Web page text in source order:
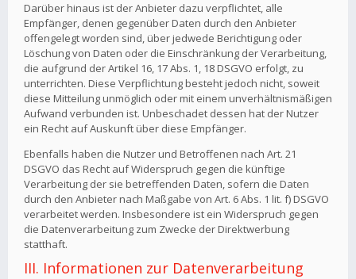
Darüber hinaus ist der Anbieter dazu verpflichtet, alle
Empfänger, denen gegenüber Daten durch den Anbieter
offengelegt worden sind, über jedwede Berichtigung oder
Löschung von Daten oder die Einschränkung der Verarbeitung,
die aufgrund der Artikel 16, 17 Abs. 1, 18 DSGVO erfolgt, zu
unterrichten. Diese Verpflichtung besteht jedoch nicht, soweit
diese Mitteilung unmöglich oder mit einem unverhältnismäßigen
Aufwand verbunden ist. Unbeschadet dessen hat der Nutzer
ein Recht auf Auskunft über diese Empfänger.
Ebenfalls haben die Nutzer und Betroffenen nach Art. 21
DSGVO das Recht auf Widerspruch gegen die künftige
Verarbeitung der sie betreffenden Daten, sofern die Daten
durch den Anbieter nach Maßgabe von Art. 6 Abs. 1 lit. f) DSGVO
verarbeitet werden. Insbesondere ist ein Widerspruch gegen
die Datenverarbeitung zum Zwecke der Direktwerbung
statthaft.
III. Informationen zur Datenverarbeitung